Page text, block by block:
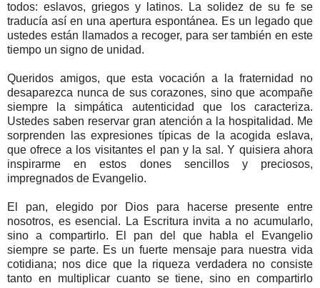
todos: eslavos, griegos y latinos. La solidez de su fe se
traducía así en una apertura espontánea. Es un legado que
ustedes están llamados a recoger, para ser también en este
tiempo un signo de unidad.
Queridos amigos, que esta vocación a la fraternidad no
desaparezca nunca de sus corazones, sino que acompañe
siempre la simpática autenticidad que los caracteriza.
Ustedes saben reservar gran atención a la hospitalidad. Me
sorprenden las expresiones típicas de la acogida eslava,
que ofrece a los visitantes el pan y la sal. Y quisiera ahora
inspirarme en estos dones sencillos y preciosos,
impregnados de Evangelio.
El pan, elegido por Dios para hacerse presente entre
nosotros, es esencial. La Escritura invita a no acumularlo,
sino a compartirlo. El pan del que habla el Evangelio
siempre se parte. Es un fuerte mensaje para nuestra vida
cotidiana; nos dice que la riqueza verdadera no consiste
tanto en multiplicar cuanto se tiene, sino en compartirlo